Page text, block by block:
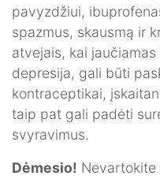
pavyzdžiui,
spazmus, skausmą ir
atvejais, kai
depresija, gali būti
kontraceptikai,
taip pat gali padėti
svyravimus.
Dėmesio!